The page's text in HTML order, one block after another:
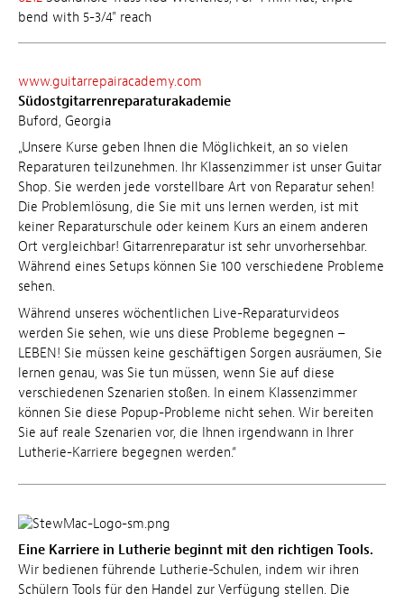
bend with 5-3/4" reach
www.guitarrepairacademy.com
Südostgitarrenreparaturakademie
Buford, Georgia
„Unsere Kurse geben Ihnen die Möglichkeit, an so vielen
Reparaturen teilzunehmen. Ihr Klassenzimmer ist unser Guitar
Shop. Sie werden jede vorstellbare Art von Reparatur sehen!
Die Problemlösung, die Sie mit uns lernen werden, ist mit
keiner Reparaturschule oder keinem Kurs an einem anderen
Ort vergleichbar! Gitarrenreparatur ist sehr unvorhersehbar.
Während eines Setups können Sie 100 verschiedene Probleme
sehen.
Während unseres wöchentlichen Live-Reparaturvideos
werden Sie sehen, wie uns diese Probleme begegnen –
LEBEN! Sie müssen keine geschäftigen Sorgen ausräumen, Sie
lernen genau, was Sie tun müssen, wenn Sie auf diese
verschiedenen Szenarien stoßen. In einem Klassenzimmer
können Sie diese Popup-Probleme nicht sehen. Wir bereiten
Sie auf reale Szenarien vor, die Ihnen irgendwann in Ihrer
Lutherie-Karriere begegnen werden.“
Eine Karriere in Lutherie beginnt mit den richtigen Tools.
Wir bedienen führende Lutherie-Schulen, indem wir ihren
Schülern Tools für den Handel zur Verfügung stellen. Die